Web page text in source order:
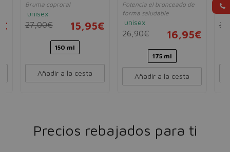
Bruma coproral
unisex
27,00€ 15,95€
150 ml
Añadir a la cesta
SPF30
Potencia el bronceado de
forma saludable
unisex
26,90€ 16,95€
175 ml
Añadir a la cesta
Precios rebajados para ti